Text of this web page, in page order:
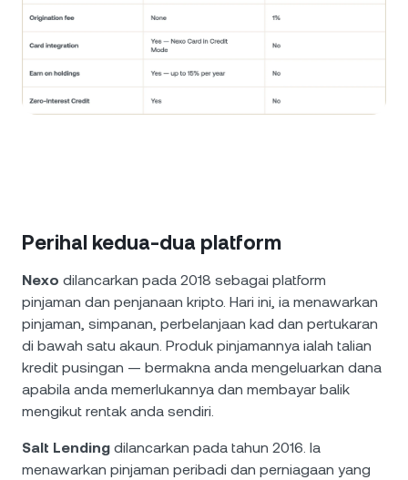
Perihal kedua-dua platform
Nexo dilancarkan pada 2018 sebagai platform
pinjaman dan penjanaan kripto. Hari ini, ia menawarkan
pinjaman, simpanan, perbelanjaan kad dan pertukaran
di bawah satu akaun. Produk pinjamannya ialah talian
kredit pusingan — bermakna anda mengeluarkan dana
apabila anda memerlukannya dan membayar balik
mengikut rentak anda sendiri.
Salt Lending dilancarkan pada tahun 2016. Ia
menawarkan pinjaman peribadi dan perniagaan yang